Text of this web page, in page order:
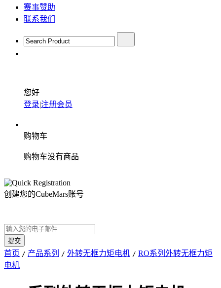
赛事赞助
联系我们
您好
登录|注册会员
购物车
购物车没有商品
创建您的CubeMars账号
首页 / 产品系列 / 外转无框力矩电机 / RO系列外转无框力矩
电机